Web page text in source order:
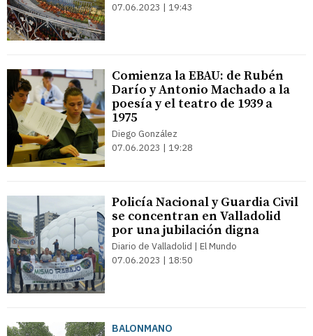
07.06.2023 | 19:43
Comienza la EBAU: de Rubén
Darío y Antonio Machado a la
poesía y el teatro de 1939 a
1975
Diego González
07.06.2023 | 19:28
Policía Nacional y Guardia Civil
se concentran en Valladolid
por una jubilación digna
Diario de Valladolid | El Mundo
07.06.2023 | 18:50
BALONMANO